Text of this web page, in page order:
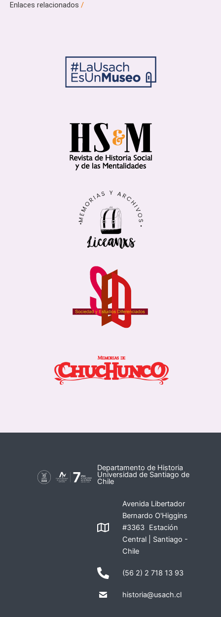
Enlaces relacionados /
Departamento de Historia
Universidad de Santiago de
Chile
Avenida Libertador
Bernardo O'Higgins
#3363 Estación
Central | Santiago -
Chile
(56 2) 2 718 13 93
historia@usach.cl